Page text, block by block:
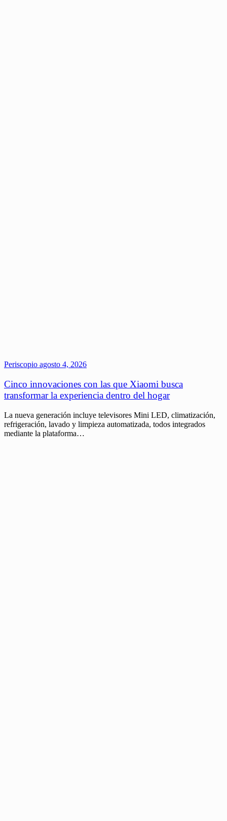
Periscopio agosto 4, 2026
Cinco innovaciones con las que Xiaomi busca
transformar la experiencia dentro del hogar
La nueva generación incluye televisores Mini LED, climatización,
refrigeración, lavado y limpieza automatizada, todos integrados
mediante la plataforma…